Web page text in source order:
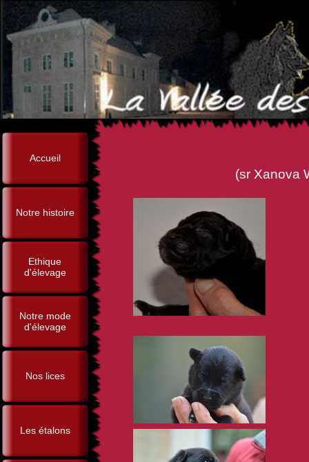
Accueil
Notre histoire
Ethique
d'élevage
Notre mode
d'élevage
Nos lices
Les étalons
(sr Xanova Wolf Walker